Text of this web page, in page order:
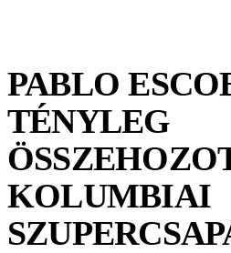
PABLO
TÉNYLEG
KOLUMBIAI